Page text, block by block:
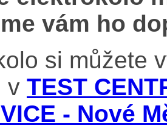
vám ho
si můžete
v TEST
- Nové